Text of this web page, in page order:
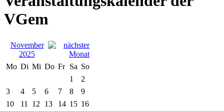
VGem
November
2025
Mo Di Mi Do Fr Sa So
1
2
3
4 5 6 7 8
9
10
11 12 13 14 15 16